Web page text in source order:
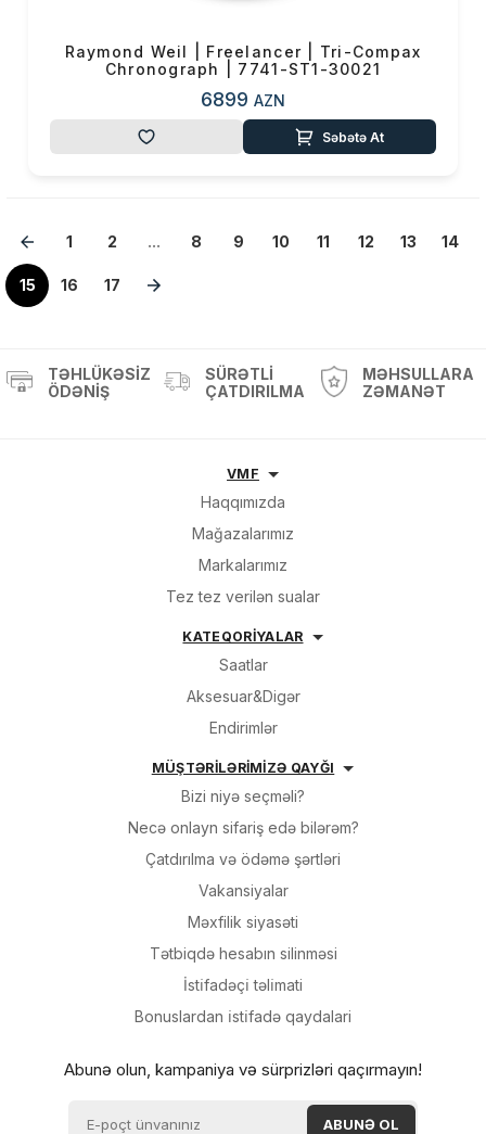
Raymond Weil | Freelancer | Tri-Compax
Chronograph | 7741-ST1-30021
6899 AZN
Səbətə At
1 2 ... 8 9 10 11 12 13 14
15 16 17
TƏHLÜKƏSIZ
ÖDƏNIŞ
SÜRƏTLI
ÇATDIRILMA
MƏHSULLARA
ZƏMANƏT
VMF
Haqqımızda
Mağazalarımız
Markalarımız
Tez tez verilən sualar
KATEQORİYALAR
Saatlar
Aksesuar&Digər
Endirimlər
MÜŞTƏRİLƏRİMİZƏ QAYĞI
Bizi niyə seçməli?
Necə onlayn sifariş edə bilərəm?
Çatdırılma və ödəmə şərtləri
Vakansiyalar
Məxfilik siyasəti
Tətbiqdə hesabın silinməsi
İsti̇fadəçi̇ təli̇mati
Bonuslardan i̇sti̇fadə qaydalari
Abunə olun, kampaniya və sürprizləri qaçırmayın!